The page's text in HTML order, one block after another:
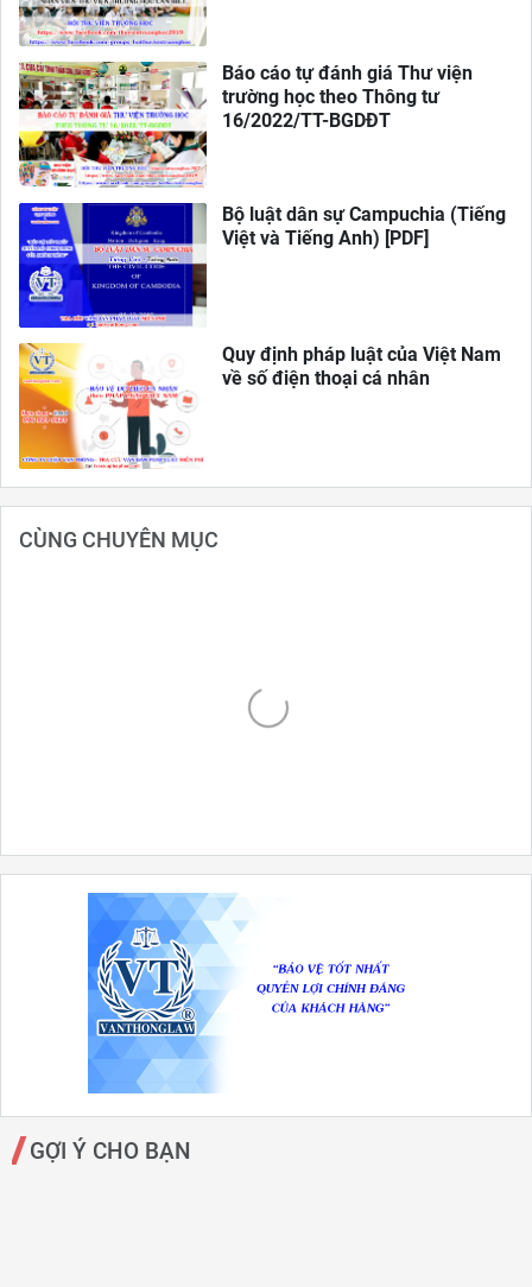
Báo cáo tự đánh giá Thư viện
trường học theo Thông tư
16/2022/TT-BGDĐT
Bộ luật dân sự Campuchia (Tiếng
Việt và Tiếng Anh) [PDF]
Quy định pháp luật của Việt Nam
về số điện thoại cá nhân
CÙNG CHUYÊN MỤC
GỢI Ý CHO BẠN